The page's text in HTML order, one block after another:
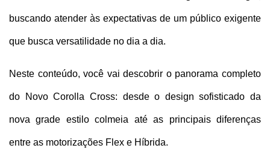
buscando atender às expectativas de um público exigente
que busca versatilidade no dia a dia.
Neste conteúdo, você vai descobrir o panorama completo
do Novo Corolla Cross: desde o design sofisticado da
nova grade estilo colmeia até as principais diferenças
entre as motorizações Flex e Híbrida.